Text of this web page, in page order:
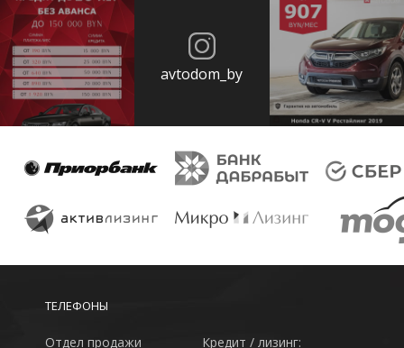
avtodom_by
ТЕЛЕФОНЫ
Отдел продажи
Кредит / лизинг: